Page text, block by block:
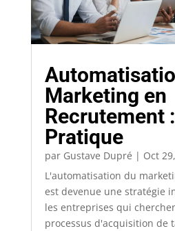
Marketing en
Recrutement
Pratique
par Gustave Dupré | Oct
L'automatisation du
est devenue une stratégie
les entreprises qui
processus d'acquisition de